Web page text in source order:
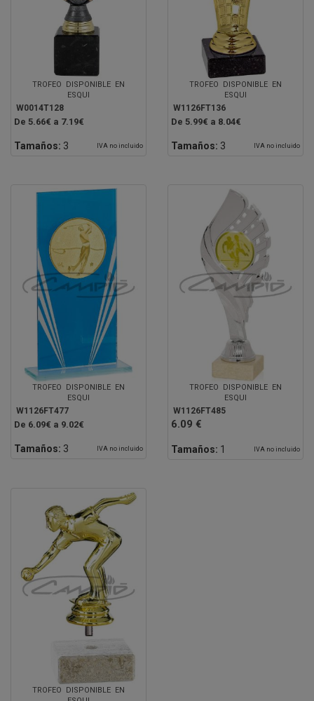
TROFEO DISPONIBLE EN
ESQUI
W0014T128
De 5.66€ a 7.19€
Tamaños: 3 IVA no incluido
TROFEO DISPONIBLE EN
ESQUI
W1126FT136
De 5.99€ a 8.04€
Tamaños: 3 IVA no incluido
TROFEO DISPONIBLE EN
ESQUI
W1126FT477
De 6.09€ a 9.02€
Tamaños: 3 IVA no incluido
TROFEO DISPONIBLE EN
ESQUI
W1126FT485
6.09 €
Tamaños: 1 IVA no incluido
TROFEO DISPONIBLE EN